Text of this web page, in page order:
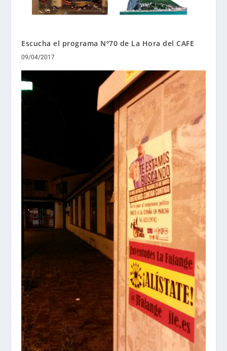
Escucha el programa Nº70 de La Hora del CAFE
09/04/2017